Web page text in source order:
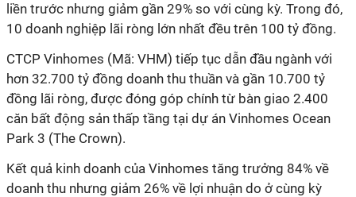
liền trước nhưng giảm gần 29% so với cùng kỳ. Trong đó,
10 doanh nghiệp lãi ròng lớn nhất đều trên 100 tỷ đồng.
CTCP Vinhomes (Mã: VHM) tiếp tục dẫn đầu ngành với
hơn 32.700 tỷ đồng doanh thu thuần và gần 10.700 tỷ
đồng lãi ròng, được đóng góp chính từ bàn giao 2.400
căn bất động sản thấp tầng tại dự án Vinhomes Ocean
Park 3 (The Crown).
Kết quả kinh doanh của Vinhomes tăng trưởng 84% về
doanh thu nhưng giảm 26% về lợi nhuận do ở cùng kỳ